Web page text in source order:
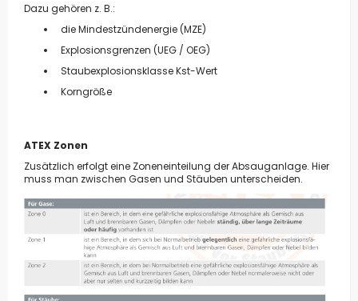
Dazu gehören z. B.:
die Mindestzündenergie (MZE)
Explosionsgrenzen (UEG / OEG)
Staubexplosionsklasse Kst-Wert
Korngröße
ATEX Zonen
Zusätzlich erfolgt eine Zoneneinteilung der Absauganlage. Hier
muss man zwischen Gasen und Stäuben unterscheiden.